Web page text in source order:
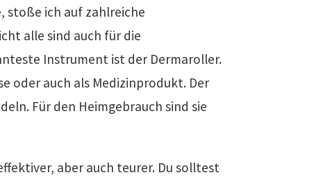
stoße ich auf zahlreiche
alle sind auch für die
Instrument ist der Dermaroller.
oder auch als Medizinprodukt. Der
Für den Heimgebrauch sind sie
aber auch teurer. Du solltest